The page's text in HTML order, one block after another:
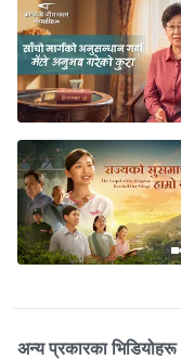
अन्य प्रकारका भिडियोहरू